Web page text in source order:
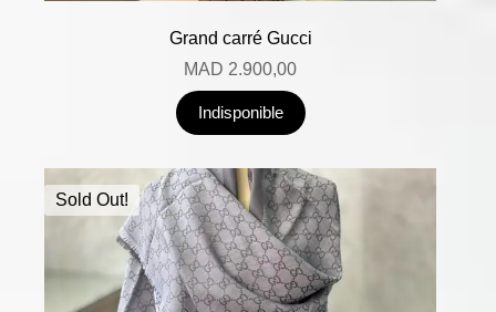
Grand carré Gucci
MAD 2.900,00
Indisponible
Sold Out!